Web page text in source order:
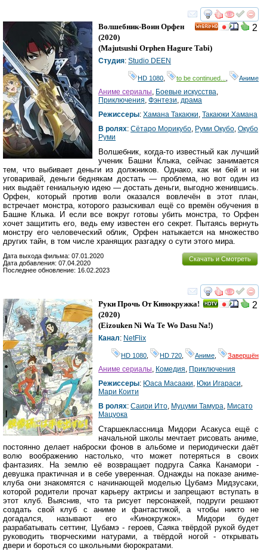
смотреть
2
Волшебник-Воин Орфен
(2020)
(Majutsushi Orphen Hagure Tabi)
Студия: Studio DEEN
HD 1080 to be continued... Аниме
Аниме сериалы, Боевые искусства,
Приключения, Фэнтези, драма
Режиссеры: Хамана Такаюки, Такаюки Хамана
В ролях: Сётаро Морикубо, Руми Окубо, Окубо
Руми
Волшебник, когда-то известный как лучший
ученик Башни Клыка, сейчас занимается
тем, что выбивает деньги из должников. Однако, как ни бей и ни
уговаривай, деньги беднякам достать — проблема, но вот один из
них выдаёт гениальную идею — достать деньги, выгодно женившись.
Орфен, который против воли оказался вовлечён в этот план,
встречает монстра, которого разыскивал ещё со времён обучения в
Башне Клыка. И если все вокруг готовы убить монстра, то Орфен
хочет защитить его, ведь ему известен его секрет. Пытаясь вернуть
монстру его человеческий облик, Орфен натыкается на множество
других тайн, в том числе хранящих разгадку о сути этого мира.
Скачать и Смотреть
Дата выхода фильма: 07.01.2020
Дата добавления: 07.04.2020
Последнее обновление: 16.02.2023
смотреть
2
Руки Прочь От Кинокружка!
(2020)
(Eizouken Ni Wa Te Wo Dasu Na!)
Канал: NetFlix
HD 1080 HD 720 Аниме Завершён
Аниме сериалы, Комедия, Приключения
Режиссеры: Юаса Масааки, Юки Игараси,
Мари Коити
В ролях: Саири Ито, Муцуми Тамура, Мисато
Мацуока
Старшеклассница Мидори Асакуса ещё с
начальной школы мечтает рисовать аниме,
постоянно делает наброски фонов в альбоме и периодически даёт
волю воображению настолько, что может потеряться в своих
фантазиях. На землю её возвращает подруга Саяка Канамори -
девушка практичная и в себе уверенная. Однажды на показе аниме-
клуба они знакомятся с начинающей моделью Цубамэ Мидзусаки,
которой родители прочат карьеру актрисы и запрещают вступать в
этот клуб. Выяснив, что та рисует персонажей, подруги решают
создать свой клуб с аниме и фантастикой, а чтобы никто не
догадался, называют его «Кинокружок». Мидори будет
разрабатывать сеттинг, Цубамэ - героев, Саяка твёрдой рукой будет
руководить творческими натурами, а твёрдой ногой - открывать
двери и бороться со школьными бюрократами.